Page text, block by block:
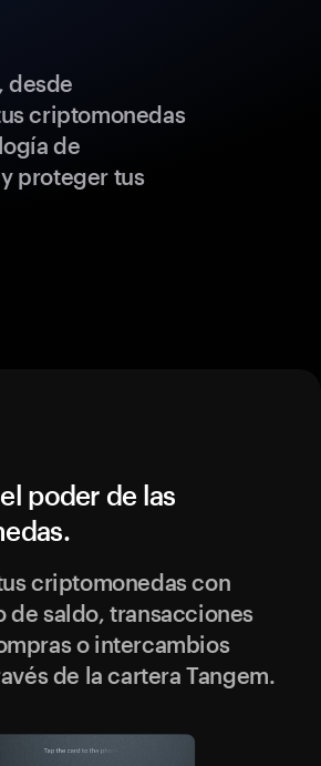
desde
criptomonedas
de
proteger tus
poder de las
criptomonedas con
de saldo, transacciones
o intercambios
de la cartera Tangem.